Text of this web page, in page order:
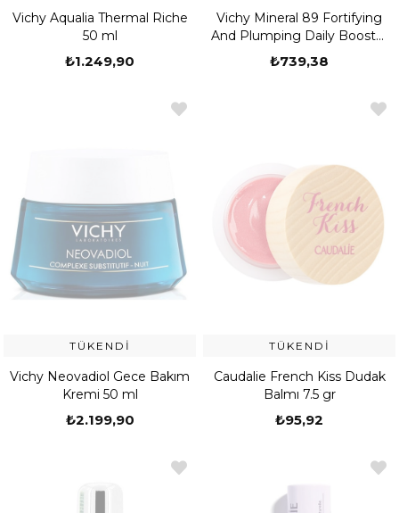
Vichy Aqualia Thermal Riche
50 ml
₺1.249,90
Vichy Mineral 89 Fortifying
And Plumping Daily Booster
75 ml
₺739,38
TÜKENDI
Vichy Neovadiol Gece Bakım
Kremi 50 ml
₺2.199,90
TÜKENDI
Caudalie French Kiss Dudak
Balmı 7.5 gr
₺95,92